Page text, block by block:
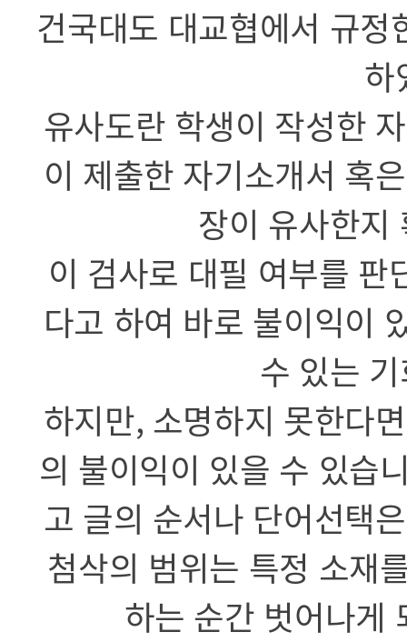
건국대도 대교협에서 규
하
유사도란 학생이 작성한
이 제출한 자기소개서 혹
장이 유사한지
이 검사로 대필 여부를
다고 하여 바로 불이익이
수 있는
하지만, 소명하지 못한다
의 불이익이 있을 수 있습
고 글의 순서나 단어선택
첨삭의 범위는 특정 소재
하는 순간 벗어나게